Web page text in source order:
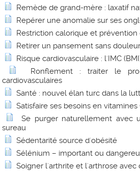
Remède de grand-mère : laxatif
Repérer une anomalie sur ses
Restriction calorique et
Retirer un pansement sans douleur
Risque cardiovasculaire : l'IMC
Ronflement : traiter le
cardiovasculaires
Santé : nouvel élan turc dans la
Satisfaire ses besoins en vitamines
Se purger naturellement avec
sureau
Sédentarité source d'obésité
Sélénium – important ou
Soigner l'arthrite et l'arthrose avec